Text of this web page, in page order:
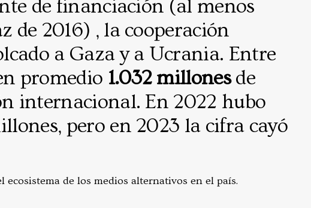
de financiación (al menos
de 2016) , la cooperación
a Gaza y a Ucrania. Entre
promedio 1.032 millonesde
internacional. En 2022 hubo
pero en 2023 la cifra cayó
de los medios alternativos en el país.